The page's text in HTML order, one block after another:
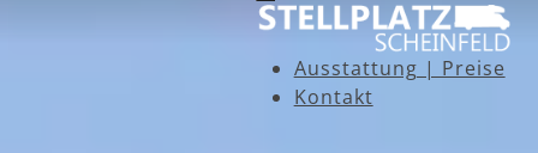
Ausstattung | Preise
Kontakt